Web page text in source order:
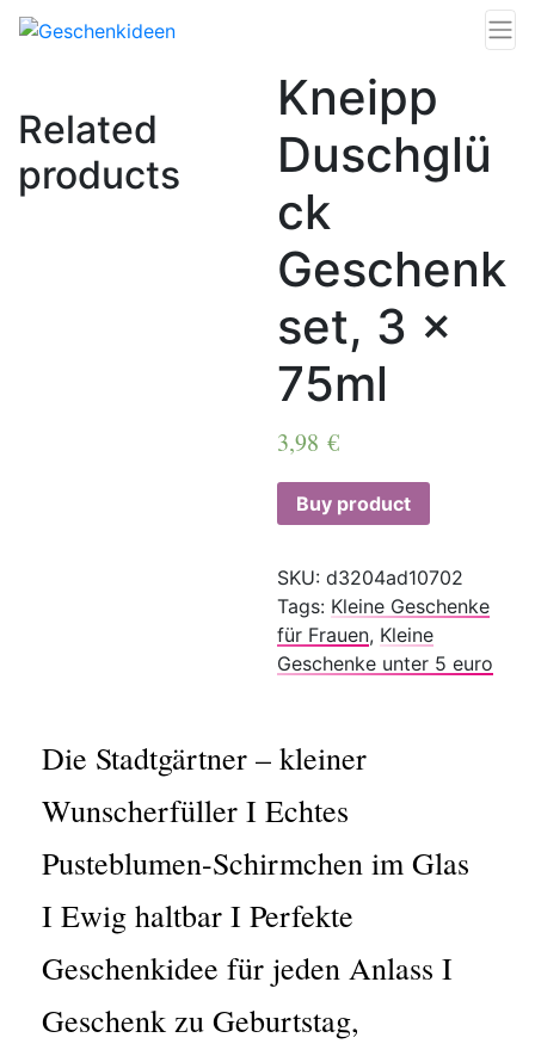
Kneipp
Duschglü
ck
Geschenk
set, 3 x
75ml
3,98€
Buy product
SKU:d3204ad10702
Tags: Kleine Geschenke
für Frauen, Kleine
Geschenke unter 5 euro
Related
products
Die Stadtgärtner – kleiner
Wunscherfüller I Echtes
Pusteblumen-Schirmchen im Glas
I Ewig haltbar I Perfekte
Geschenkidee für jeden Anlass I
Geschenk zu Geburtstag,